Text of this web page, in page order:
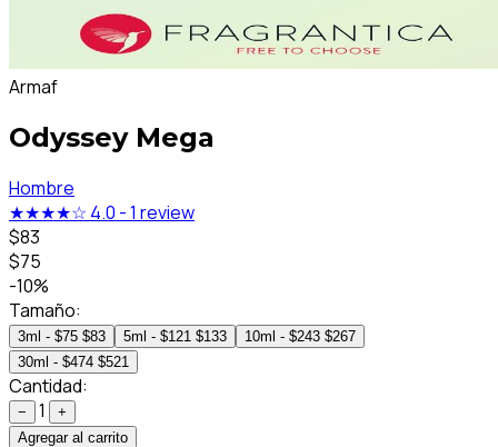
Armaf
Odyssey Mega
Hombre
★★★★☆ 4.0 -1 review
$83
$75
-10%
Tamaño:
3ml - $75 $83 5ml - $121 $133 10ml - $243 $267
30ml - $474 $521
Cantidad:
− 1
+
Agregar al carrito